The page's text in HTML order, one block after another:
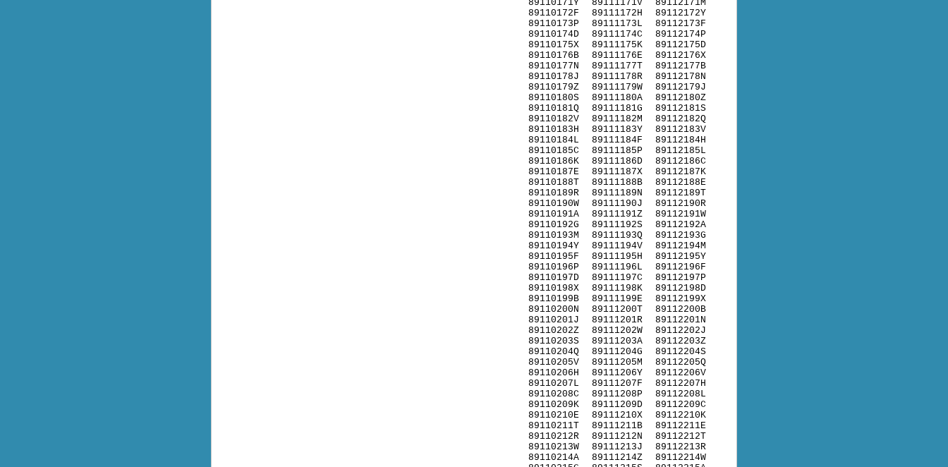
89110171Y
89110172F
89110173P
89110174D
89110175X
89110176B
89110177N
89110178J
89110179Z
89110180S
89110181Q
89110182V
89110183H
89110184L
89110185C
89110186K
89110187E
89110188T
89110189R
89110190W
89110191A
89110192G
89110193M
89110194Y
89110195F
89110196P
89110197D
89110198X
89110199B
89110200N
89110201J
89110202Z
89110203S
89110204Q
89110205V
89110206H
89110207L
89110208C
89110209K
89110210E
89110211T
89110212R
89110213W
89110214A
89111171V
89111172H
89111173L
89111174C
89111175K
89111176E
89111177T
89111178R
89111179W
89111180A
89111181G
89111182M
89111183Y
89111184F
89111185P
89111186D
89111187X
89111188B
89111189N
89111190J
89111191Z
89111192S
89111193Q
89111194V
89111195H
89111196L
89111197C
89111198K
89111199E
89111200T
89111201R
89111202W
89111203A
89111204G
89111205M
89111206Y
89111207F
89111208P
89111209D
89111210X
89111211B
89111212N
89111213J
89111214Z
89112171M
89112172Y
89112173F
89112174P
89112175D
89112176X
89112177B
89112178N
89112179J
89112180Z
89112181S
89112182Q
89112183V
89112184H
89112185L
89112186C
89112187K
89112188E
89112189T
89112190R
89112191W
89112192A
89112193G
89112194M
89112195Y
89112196F
89112197P
89112198D
89112199X
89112200B
89112201N
89112202J
89112203Z
89112204S
89112205Q
89112206V
89112207H
89112208L
89112209C
89112210K
89112211E
89112212T
89112213R
89112214W